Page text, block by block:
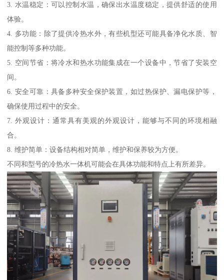
3. 水温稳定：可以控制水温，确保出水温度稳定，提供舒适的使用
体验。
4. 多功能：除了提供冷热水外，有些机型还可能具备净化水质、智
能控制等多种功能。
5. 空间节省：将冷水和热水功能集成在一个设备中，节省了安装空
间。
6. 安全可靠：具备多种安全保护装置，如过热保护、漏电保护等，
确保使用过程中的安全。
7. 外观设计：通常具有美观的外观设计，能够与不同的环境相融
合。
8. 维护简单：设备结构相对简单，维护和保养较为方便。
不同和型号的冷热水一体机可能会在具体功能和特点上有所差异。